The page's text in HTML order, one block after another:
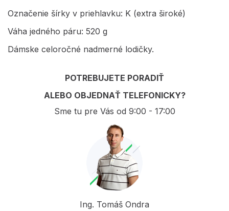
Označenie šírky v priehlavku: K (extra široké)
Váha jedného páru: 520 g
Dámske celoročné nadmerné lodičky.
POTREBUJETE PORADIŤ
ALEBO OBJEDNAŤ TELEFONICKY?
Sme tu pre Vás od 9:00 - 17:00
Ing. Tomáš Ondra